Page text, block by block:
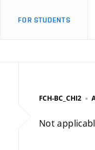
FOR STUDENTS
FCH-BC_CHI2
Not